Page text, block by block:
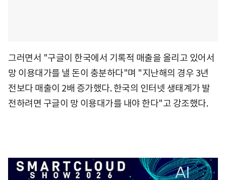
그러면서 "구글이 한국에서 기록적 매출을 올리고 있어서
망 이용대가를 낼 돈이 충분하다"며 "지난해의 경우 3년
전보다 매출이 2배 증가했다. 한국의 인터넷 생태계가 발
전하려면 구글이 망 이용대가를 내야 한다"고 강조했다.